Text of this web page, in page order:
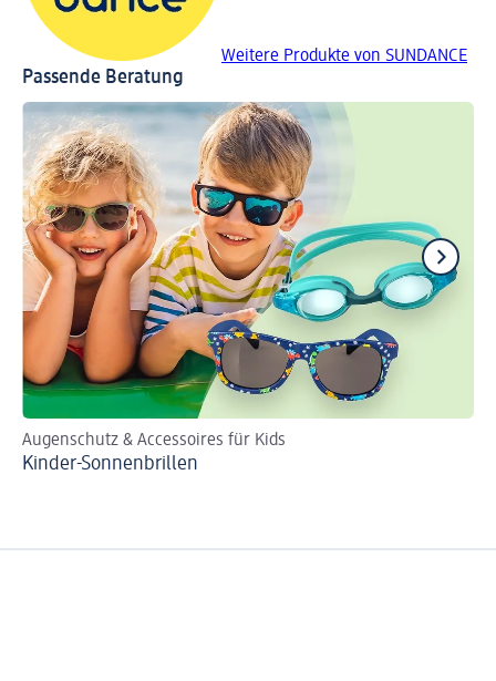
Weitere Produkte von SUNDANCE
Passende Beratung
Augenschutz & Accessoires für Kids
Kinder-Sonnenbrillen